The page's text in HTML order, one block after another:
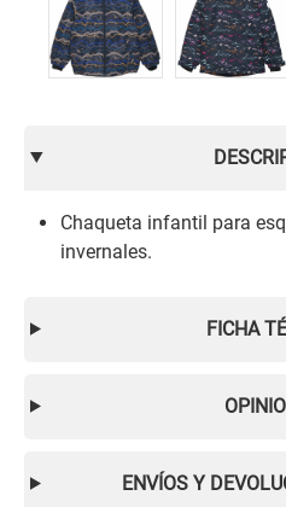
Chaqueta infantil para
invernales.
FICHA
ENVÍOS Y